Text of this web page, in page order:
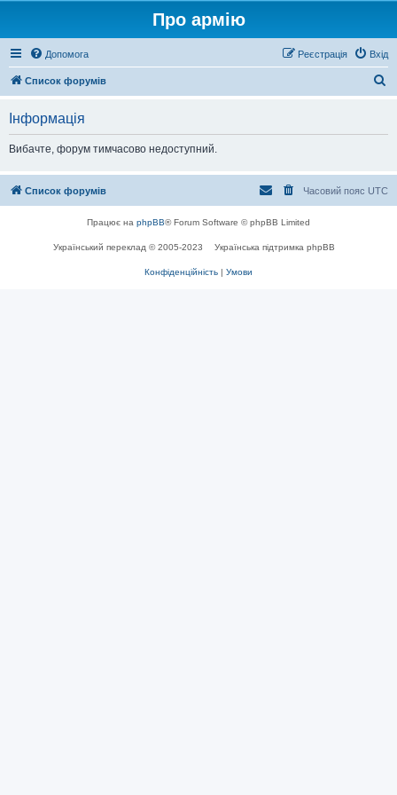
Про армію
Допомога Вхід
Реєстрація
Список форумів
Інформація
Вибачте, форум тимчасово недоступний.
Список форумів Часовий пояс UTC
Працює на phpBB® Forum Software © phpBB Limited
Український переклад © 2005-2023 Українська підтримка phpBB
Конфіденційність | Умови